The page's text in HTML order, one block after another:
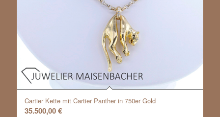
Cartier Kette mit Cartier Panther in 750er Gold
35.500,00€